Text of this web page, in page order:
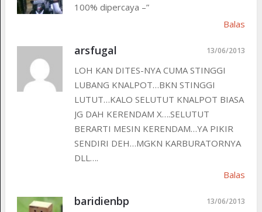
100% dipercaya –”
Balas
arsfugal 13/06/2013
LOH KAN DITES-NYA CUMA STINGGI
LUBANG KNALPOT…BKN STINGGI
LUTUT…KALO SELUTUT KNALPOT BIASA
JG DAH KERENDAM X….SELUTUT
BERARTI MESIN KERENDAM…YA PIKIR
SENDIRI DEH…MGKN KARBURATORNYA
DLL….
Balas
baridienbp 13/06/2013